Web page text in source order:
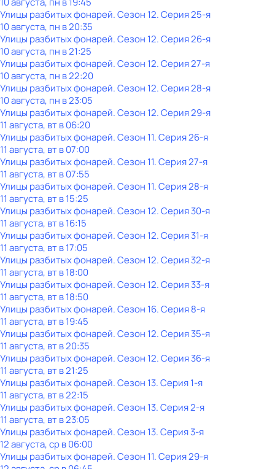
Улицы разбитых фонарей. Сезон 12. Серия 25-я
10 августа, пн в 20:35
Улицы разбитых фонарей. Сезон 12. Серия 26-я
10 августа, пн в 21:25
Улицы разбитых фонарей. Сезон 12. Серия 27-я
10 августа, пн в 22:20
Улицы разбитых фонарей. Сезон 12. Серия 28-я
10 августа, пн в 23:05
Улицы разбитых фонарей. Сезон 12. Серия 29-я
11 августа, вт в 06:20
Улицы разбитых фонарей. Сезон 11. Серия 26-я
11 августа, вт в 07:00
Улицы разбитых фонарей. Сезон 11. Серия 27-я
11 августа, вт в 07:55
Улицы разбитых фонарей. Сезон 11. Серия 28-я
11 августа, вт в 15:25
Улицы разбитых фонарей. Сезон 12. Серия 30-я
11 августа, вт в 16:15
Улицы разбитых фонарей. Сезон 12. Серия 31-я
11 августа, вт в 17:05
Улицы разбитых фонарей. Сезон 12. Серия 32-я
11 августа, вт в 18:00
Улицы разбитых фонарей. Сезон 12. Серия 33-я
11 августа, вт в 18:50
Улицы разбитых фонарей. Сезон 16. Серия 8-я
11 августа, вт в 19:45
Улицы разбитых фонарей. Сезон 12. Серия 35-я
11 августа, вт в 20:35
Улицы разбитых фонарей. Сезон 12. Серия 36-я
11 августа, вт в 21:25
Улицы разбитых фонарей. Сезон 13. Серия 1-я
11 августа, вт в 22:15
Улицы разбитых фонарей. Сезон 13. Серия 2-я
11 августа, вт в 23:05
Улицы разбитых фонарей. Сезон 13. Серия 3-я
12 августа, ср в 06:00
Улицы разбитых фонарей. Сезон 11. Серия 29-я